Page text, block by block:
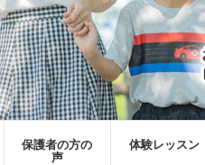
保護者の方の
声
体験レッスン